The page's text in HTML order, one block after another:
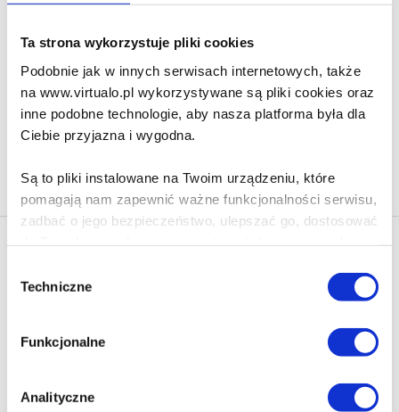
Ta strona wykorzystuje pliki cookies
Podobnie jak w innych serwisach internetowych, także
na www.virtualo.pl wykorzystywane są pliki cookies oraz
inne podobne technologie, aby nasza platforma była dla
Ciebie przyjazna i wygodna.
Są to pliki instalowane na Twoim urządzeniu, które
pomagają nam zapewnić ważne funkcjonalności serwisu,
zadbać o jego bezpieczeństwo, ulepszać go, dostosować
Poza plikami, które są nam niezbędne do prawidłowego
i bezpiecznego działania serwisu - są także takie, które
wymagają Twojej zgody.
Każda udzielona zgoda poprawi Twoje doświadczenia
zgody
Techniczne
Funkcjonalne
Analityczne
Do koszyka Na prezent
Newsletter - rabat 10%
Klikając ZAPISZ SIĘ, zgadzasz się na otrzymywanie informacji
marketingowych dotyczących virtualo.pl oraz partnerów biznesowych
Zgodę można wycofać w każdym czasie w sposób określony w
Polityce Prywatności
dokonanego przed jej wycofaniem.